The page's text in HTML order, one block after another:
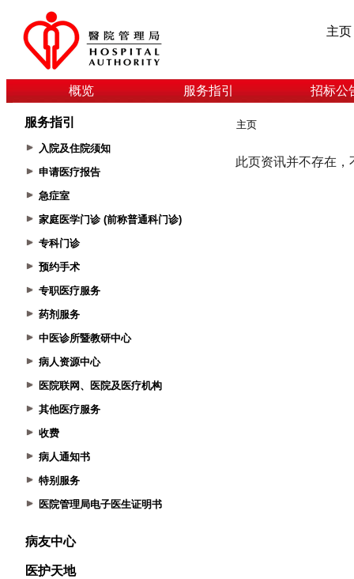
主页
概览 服务指引 招标公
服务指引
入院及住院须知
申请医疗报告
急症室
家庭医学门诊 (前称普通科门诊)
专科门诊
预约手术
专职医疗服务
药剂服务
中医诊所暨教研中心
病人资源中心
医院联网、医院及医疗机构
其他医疗服务
收费
病人通知书
特别服务
医院管理局电子医生证明书
病友中心
医护天地
主页